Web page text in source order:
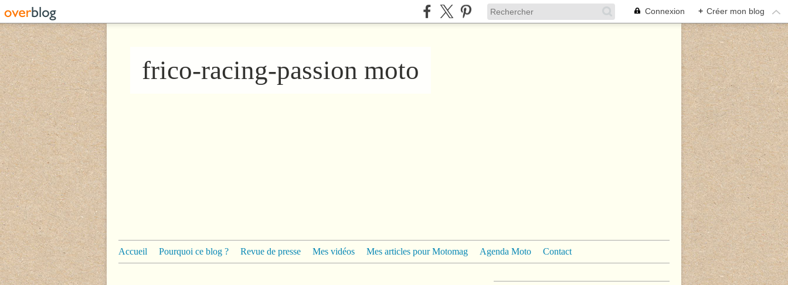
Connexion + Créer mon blog
frico-racing-passion moto
Accueil Pourquoi ce blog ? Revue de presse Mes vidéos Mes articles pour Motomag Agenda Moto Contact